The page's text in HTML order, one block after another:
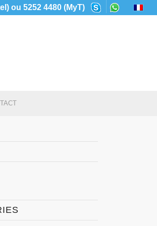
ou 5252 4480 (MyT)